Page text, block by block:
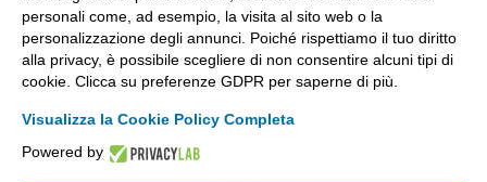
ASSISTENZA & PRIVACY
personali come, ad esempio, la visita al sito web o la
personalizzazione degli annunci. Poiché rispettiamo il tuo diritto
alla privacy, è possibile scegliere di non consentire alcuni tipi di
cookie. Clicca su preferenze GDPR per saperne di più.
Visualizza la Cookie Policy Completa
Powered by